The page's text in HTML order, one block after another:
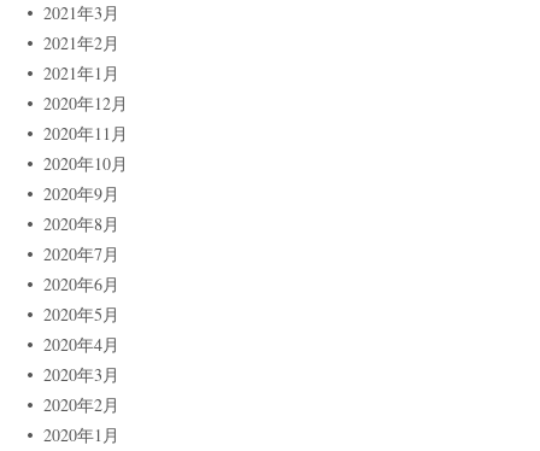
2021年3月
2021年2月
2021年1月
2020年12月
2020年11月
2020年10月
2020年9月
2020年8月
2020年7月
2020年6月
2020年5月
2020年4月
2020年3月
2020年2月
2020年1月